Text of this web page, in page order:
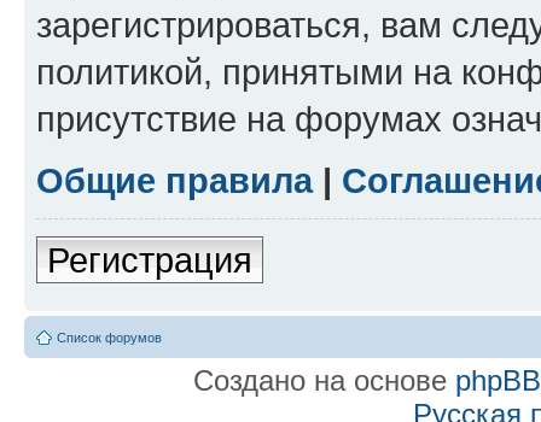
зарегистрироваться, вам
политикой, принятыми на
присутствие на форумах
Общие правила|
Регистрация
Список форумов
Создано на основе phpBB
Русская